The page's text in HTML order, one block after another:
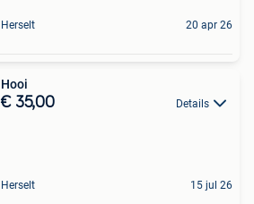
Herselt 20 apr 26
Hooi
€ 35,00 Details
Herselt 15 jul 26